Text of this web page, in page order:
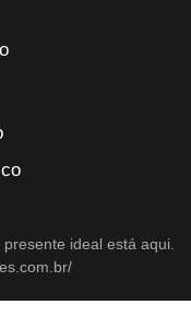
ideal está aqui.